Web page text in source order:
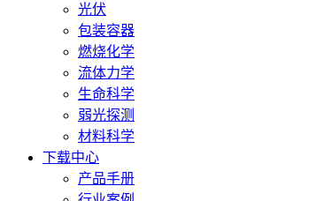
光伏
包装容器
燃烧化学
流体力学
生命科学
弱光探测
材料科学
下载中心
产品手册